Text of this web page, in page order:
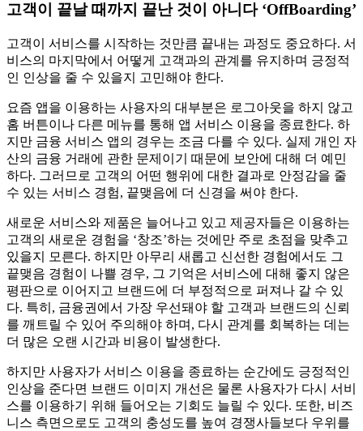
고객이 끝날 때까지 끝난 것이 아니다 ‘OffBoarding’
고객이 서비스를 시작하는 것만큼 끝내는 과정도 중요하다. 서
비스의 마지막에서 어떻게 고객과의 관계를 유지하며 긍정적
인 인상을 줄 수 있을지 고민해야 한다.
요즘 앱을 이용하는 사용자의 대부분은 로그아웃을 하지 않고
홈 버튼이나 다른 메뉴를 통해 앱 서비스 이용을 종료한다. 하
지만 금융 서비스 앱의 경우는 조금 다를 수 있다. 실제 개인 자
산의 금융 거래에 관한 문제이기 때문에 보안에 대해 더 예민
하다. 그러므로 고객의 어떤 행위에 대한 결과로 안정감을 줄
수 있는 서비스 경험, 끝맺음에 더 신경을 써야 한다.
새로운 서비스와 제품은 늘어나고 있고 제공자들은 이용하는
고객의 새로운 경험을 ‘창조’하는 것에만 주로 초점을 맞추고
있을지 모른다. 하지만 아무리 새롭고 신선한 경험에서도 그
끝맺음 경험이 나쁠 경우, 그 기억은 서비스에 대해 좋지 않은
평판으로 이어지고 브랜드에 더 부정적으로 퍼져나 갈 수 있
다. 특히, 금융권에서 가장 우선돼야 할 고객과 브랜드의 신뢰
를 깨트릴 수 있어 주의해야 하며, 다시 관계를 회복하는 데는
더 많은 오랜 시간과 비용이 발생한다.
하지만 사용자가 서비스 이용을 종료하는 순간에도 긍정적인
인상을 준다면 브랜드 이미지 개선은 물론 사용자가 다시 서비
스를 이용하기 위해 들어오는 기회도 늘릴 수 있다. 또한, 비즈
니스 측면으로도 고객의 충성도를 높여 경쟁사들보다 우위를